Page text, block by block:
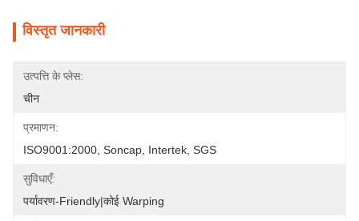
विस्तृत जानकारी
उत्पत्ति के प्लेस:
चीन
प्रमाणन:
ISO9001:2000, Soncap, Intertek, SGS
सुविधाएँ:
पर्यावरण-Friendly|कोई Warping